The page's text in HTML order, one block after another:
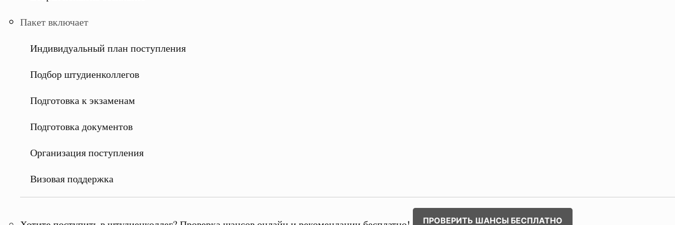
Пакет включает
Индивидуальный план поступления
Подбор штудиенколлегов
Подготовка к экзаменам
Подготовка документов
Организация поступления
Визовая поддержка
ПРОВЕРИТЬ ШАНСЫ БЕСПЛАТНО